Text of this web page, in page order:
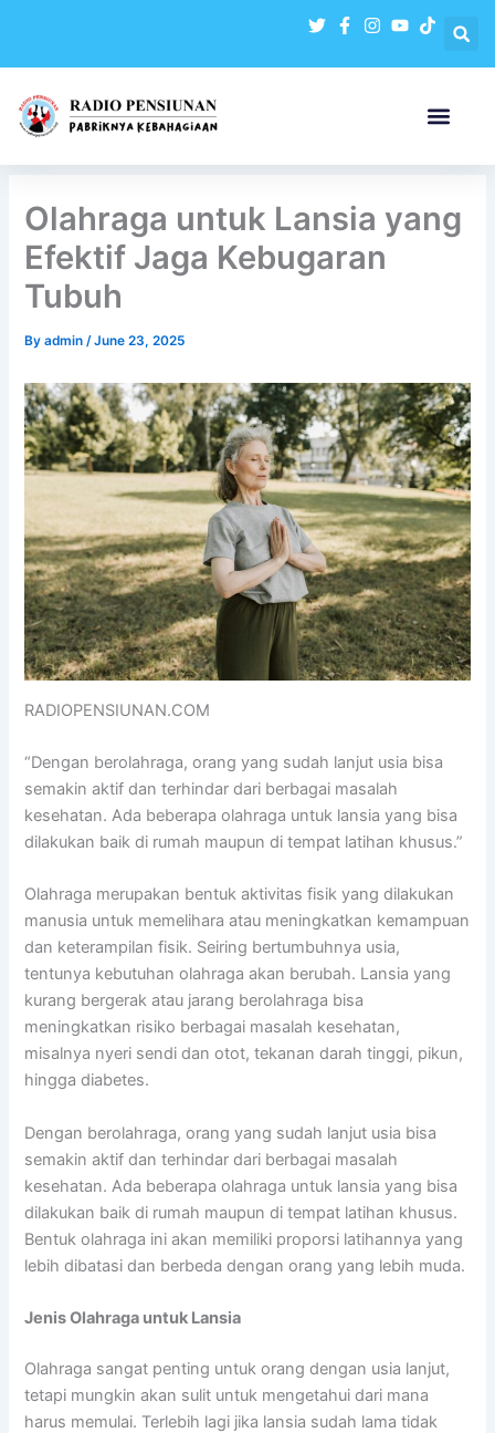
content
Olahraga untuk Lansia yang
Efektif Jaga Kebugaran
Tubuh
Byadmin/June 23, 2025
RADIOPENSIUNAN.COM
“Dengan berolahraga, orang yang sudah lanjut usia bisa
semakin aktif dan terhindar dari berbagai masalah
kesehatan. Ada beberapa olahraga untuk lansia yang bisa
dilakukan baik di rumah maupun di tempat latihan khusus.”
Olahraga merupakan bentuk aktivitas fisik yang dilakukan
manusia untuk memelihara atau meningkatkan kemampuan
dan keterampilan fisik. Seiring bertumbuhnya usia,
tentunya kebutuhan olahraga akan berubah. Lansia yang
kurang bergerak atau jarang berolahraga bisa
meningkatkan risiko berbagai masalah kesehatan,
misalnya nyeri sendi dan otot, tekanan darah tinggi, pikun,
hingga diabetes.
Dengan berolahraga, orang yang sudah lanjut usia bisa
semakin aktif dan terhindar dari berbagai masalah
kesehatan. Ada beberapa olahraga untuk lansia yang bisa
dilakukan baik di rumah maupun di tempat latihan khusus.
Bentuk olahraga ini akan memiliki proporsi latihannya yang
lebih dibatasi dan berbeda dengan orang yang lebih muda.
Jenis Olahraga untuk Lansia
Olahraga sangat penting untuk orang dengan usia lanjut,
tetapi mungkin akan sulit untuk mengetahui dari mana
harus memulai. Terlebih lagi jika lansia sudah lama tidak